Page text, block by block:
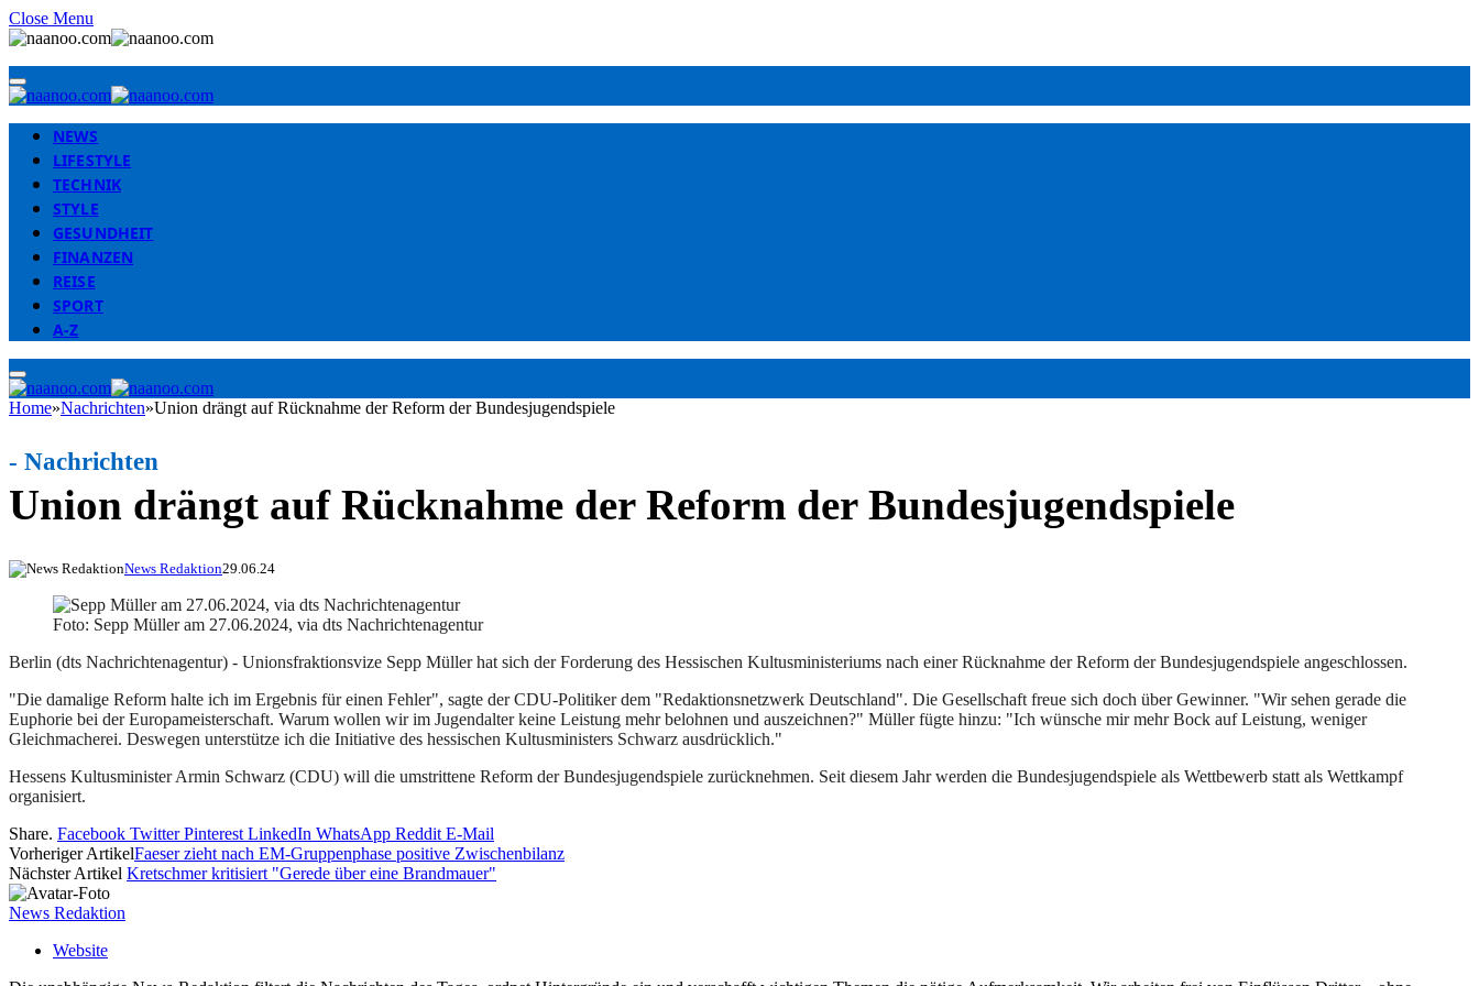
Close Menu
NEWS
LIFESTYLE
TECHNIK
STYLE
GESUNDHEIT
FINANZEN
REISE
SPORT
A-Z
Home»Nachrichten»Union drängt auf Rücknahme der Reform der Bundesjugendspiele
Union drängt auf Rücknahme der Reform der Bundesjugendspiele
- Nachrichten
News Redaktion29.06.24
Foto: Sepp Müller am 27.06.2024, via dts Nachrichtenagentur
Berlin (dts Nachrichtenagentur) - Unionsfraktionsvize Sepp Müller hat sich der Forderung des Hessischen Kultusministeriums nach einer Rücknahme der Reform der Bundesjugendspiele angeschlossen.
"Die damalige Reform halte ich im Ergebnis für einen Fehler", sagte der CDU-Politiker dem "Redaktionsnetzwerk Deutschland". Die Gesellschaft freue sich doch über Gewinner. "Wir sehen gerade die
Euphorie bei der Europameisterschaft. Warum wollen wir im Jugendalter keine Leistung mehr belohnen und auszeichnen?" Müller fügte hinzu: "Ich wünsche mir mehr Bock auf Leistung, weniger
Gleichmacherei. Deswegen unterstütze ich die Initiative des hessischen Kultusministers Schwarz ausdrücklich."
Hessens Kultusminister Armin Schwarz (CDU) will die umstrittene Reform der Bundesjugendspiele zurücknehmen. Seit diesem Jahr werden die Bundesjugendspiele als Wettbewerb statt als Wettkampf
organisiert.
Share. Facebook Twitter Pinterest LinkedIn WhatsApp Reddit E-Mail
Vorheriger ArtikelFaeser zieht nach EM-Gruppenphase positive Zwischenbilanz
Nächster Artikel Kretschmer kritisiert "Gerede über eine Brandmauer"
News Redaktion
Website